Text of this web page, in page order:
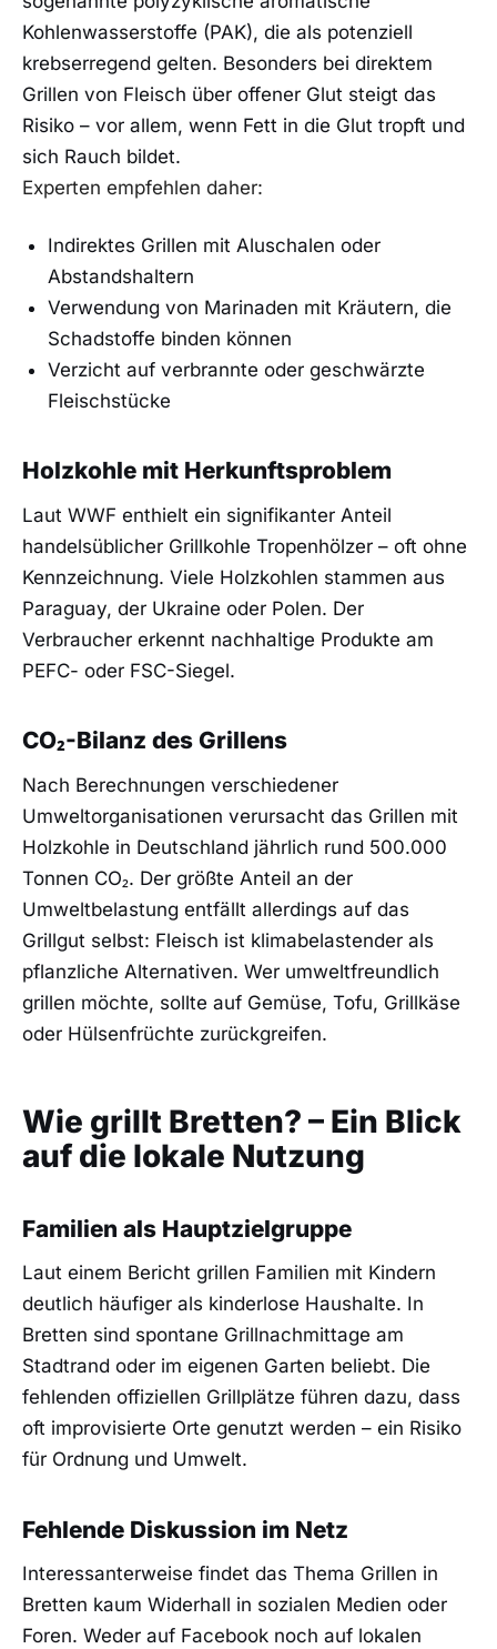
Kohlenwasserstoffe (PAK), die als potenziell
krebserregend gelten. Besonders bei direktem
Grillen von Fleisch über offener Glut steigt das
Risiko – vor allem, wenn Fett in die Glut tropft und
sich Rauch bildet.
Experten empfehlen daher:
Indirektes Grillen mit Aluschalen oder
Abstandshaltern
Verwendung von Marinaden mit Kräutern, die
Schadstoffe binden können
Verzicht auf verbrannte oder geschwärzte
Fleischstücke
Holzkohle mit Herkunftsproblem
Laut WWF enthielt ein signifikanter Anteil
handelsüblicher Grillkohle Tropenhölzer – oft ohne
Kennzeichnung. Viele Holzkohlen stammen aus
Paraguay, der Ukraine oder Polen. Der
Verbraucher erkennt nachhaltige Produkte am
PEFC- oder FSC-Siegel.
CO₂-Bilanz des Grillens
Nach Berechnungen verschiedener
Umweltorganisationen verursacht das Grillen mit
Holzkohle in Deutschland jährlich rund 500.000
Tonnen CO₂. Der größte Anteil an der
Umweltbelastung entfällt allerdings auf das
Grillgut selbst: Fleisch ist klimabelastender als
pflanzliche Alternativen. Wer umweltfreundlich
grillen möchte, sollte auf Gemüse, Tofu, Grillkäse
oder Hülsenfrüchte zurückgreifen.
Wie grillt Bretten? – Ein Blick
auf die lokale Nutzung
Familien als Hauptzielgruppe
Laut einem Bericht grillen Familien mit Kindern
deutlich häufiger als kinderlose Haushalte. In
Bretten sind spontane Grillnachmittage am
Stadtrand oder im eigenen Garten beliebt. Die
fehlenden offiziellen Grillplätze führen dazu, dass
oft improvisierte Orte genutzt werden – ein Risiko
für Ordnung und Umwelt.
Fehlende Diskussion im Netz
Interessanterweise findet das Thema Grillen in
Bretten kaum Widerhall in sozialen Medien oder
Foren. Weder auf Facebook noch auf lokalen